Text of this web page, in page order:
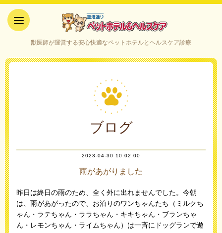
ケア｜山口県宇部市
獣医師が運営する安心快適なペットホテルとヘルスケア診療
ブログ
2023-04-30 10:02:00
雨があがりました
昨日は終日の雨のため、全く外に出れませんでした。今朝
は、雨があがったので、お泊りのワンちゃんたち（ミルクち
ゃん・ラテちゃん・ララちゃん・キキちゃん・ブランちゃ
ん・レモンちゃん・ライムちゃん）は一斉にドッグランで遊